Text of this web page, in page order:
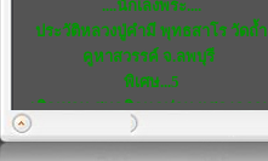
ประวัติหลวงปู่คำมี พุทธสาโร วัดถ้ำ
คูหาสวรรค์ จ.ลพบุรี
พิเศษ...5
เชิญชวน สมาชิกทุกท่าน แสดงความ
คิดเห็น ได้ที่ เว็บบอร์ด ครับ
หลวงพ่อสังกิจโจ...พระดีในดวงใจ...